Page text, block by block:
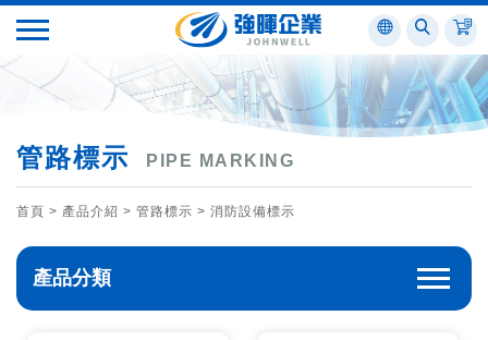
管路標示 PIPE MARKING
首頁 > 產品介紹 > 管路標示 > 消防設備標示
產品分類